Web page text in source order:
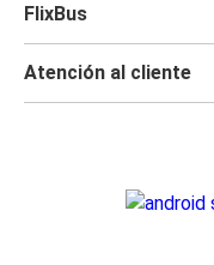
FlixBus
Atención al cliente